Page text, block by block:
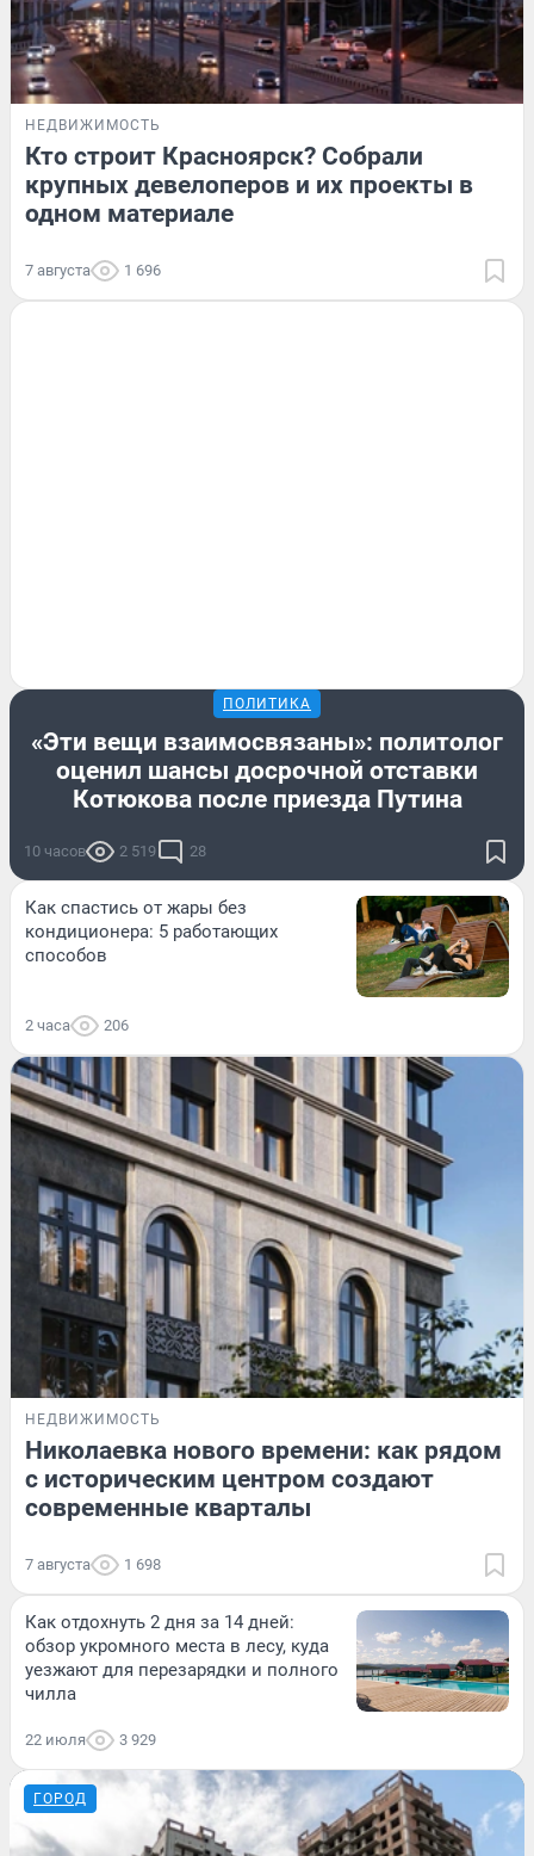
НЕДВИЖИМОСТЬ
Кто строит Красноярск? Собрали
крупных девелоперов и их проекты в
одном материале
7 августа 1 696
ПОЛИТИКА
«Эти вещи взаимосвязаны»: политолог
оценил шансы досрочной отставки
Котюкова после приезда Путина
10 часов 2 519 28
Как спастись от жары без
кондиционера: 5 работающих
способов
2 часа 206
НЕДВИЖИМОСТЬ
Николаевка нового времени: как рядом
с историческим центром создают
современные кварталы
7 августа 1 698
Как отдохнуть 2 дня за 14 дней:
обзор укромного места в лесу, куда
уезжают для перезарядки и полного
чилла
22 июля 3 929
ГОРОД